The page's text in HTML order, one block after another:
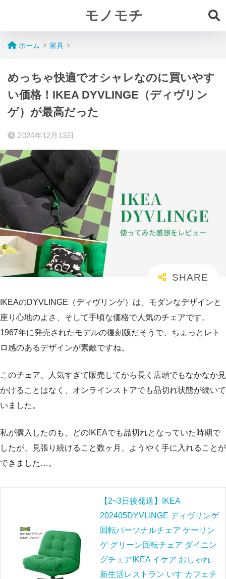
モノモチ
ホーム 家具
めっちゃ快適でオシャレなのに買いやす
い価格！IKEA DYVLINGE（ディヴリン
ゲ）が最高だった
2024年12月13日
IKEAのDYVLINGE（ディヴリンゲ）は、モダンなデザインと
座り心地のよさ、そして手頃な価格で人気のチェアです。
1967年に発売されたモデルの復刻版だそうで、ちょっとレト
ロ感のあるデザインが素敵ですね。
このチェア、人気すぎて販売してから長く店頭でもなかなか見
かけることはなく、オンラインストアでも品切れ状態が続いて
いました。
私が購入したのも、どのIKEAでも品切れとなっていた時期で
したが、見張り続けること数ヶ月、ようやく手に入れることが
できました…。
【2~3日後発送】IKEA
202405DYVLINGE ディヴリンゲ
回転パーソナルチェア ケーリン
ゲ グリーン回転チェア ダイニン
グチェアIKEA イケア おしゃれ
新生活レストラン いす カフェチ